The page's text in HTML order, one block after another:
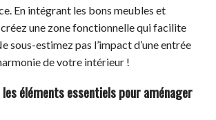
En intégrant les bons meubles et
une zone fonctionnelle qui facilite
sous-estimez pas l’impact d’une entrée
de votre intérieur !
éléments essentiels pour aménager